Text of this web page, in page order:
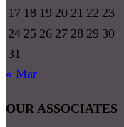
17 18 19 20 21 22 23
24 25 26 27 28 29 30
31
« Mar
OUR ASSOCIATES